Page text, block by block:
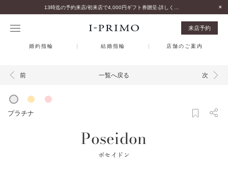
来店予約
婚約指輪 結婚指輪 店舗のご案内
前 一覧へ戻る 次
プラチナ
Poseidon
ポセイドン